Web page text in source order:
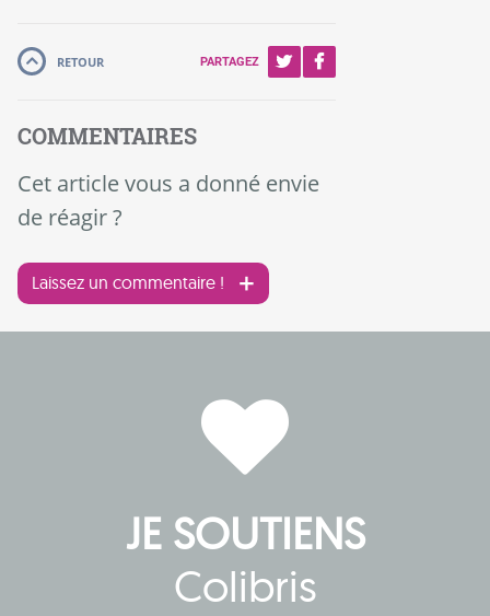
RETOUR PARTAGEZ
COMMENTAIRES
Cet article vous a donné envie
de réagir ?
Laissez un commentaire !
JE SOUTIENS
Colibris